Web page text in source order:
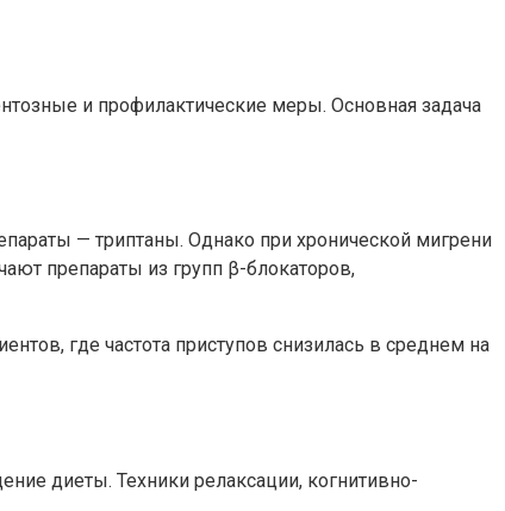
и профилактические меры. Основная задача
— триптаны. Однако при хронической мигрени
препараты из групп β-блокаторов,
где частота приступов снизилась в среднем на
диеты. Техники релаксации, когнитивно-